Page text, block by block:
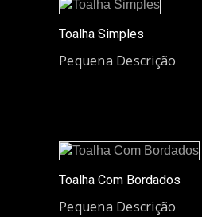
Toalha Simples
Pequena Descrição
Toalha Com Bordados
Pequena Descrição